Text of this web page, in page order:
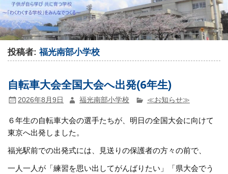
投稿者:福光南部小学校
自転車大会全国大会へ出発(6年生)
2026年8月9日 福光南部小学校 ≪お知らせ≫
６年生の自転車大会の選手たちが、明日の全国大会に向けて
東京へ出発しました。
福光駅前での出発式には、見送りの保護者の方々の前で、
一人一人が「練習を思い出してがんばりたい」「県大会でう